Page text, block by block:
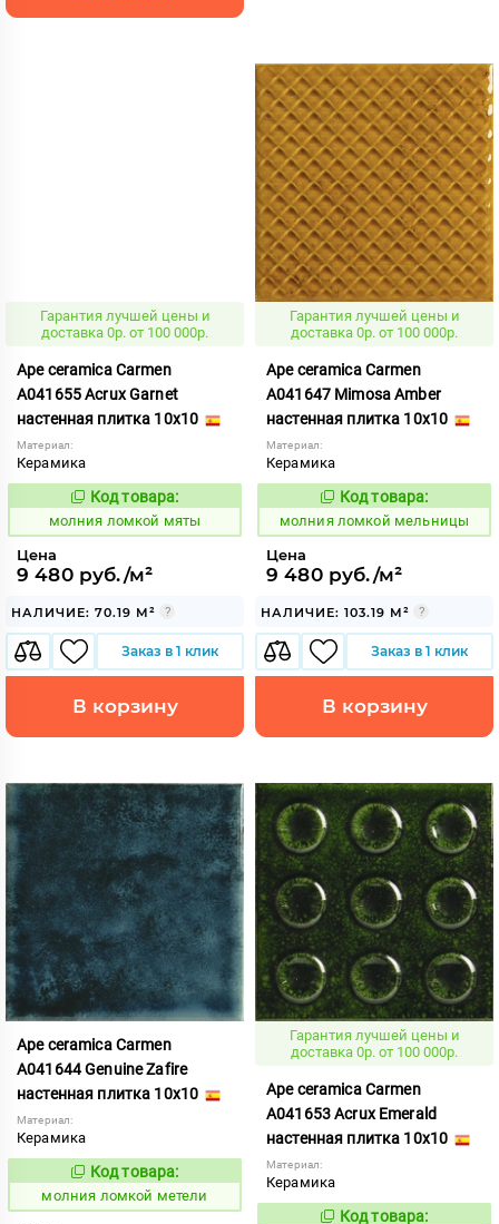
Гарантия лучшей цены и
доставка 0р. от 100 000р.
Ape ceramica Carmen
A041655 Acrux Garnet
настенная плитка 10x10
Материал:
Керамика
Код:
1006056
Код товара:
молния ломкой мяты
Цена
9 480 руб./м²
НАЛИЧИЕ: 70.19 М²
Заказ в 1 клик
В корзину
Гарантия лучшей цены и
доставка 0р. от 100 000р.
Ape ceramica Carmen
A041647 Mimosa Amber
настенная плитка 10x10
Материал:
Керамика
Код:
1006049
Код товара:
молния ломкой мельницы
Цена
9 480 руб./м²
НАЛИЧИЕ: 103.19 М²
Заказ в 1 клик
В корзину
Ape ceramica Carmen
A041644 Genuine Zafire
настенная плитка 10x10
Материал:
Керамика
Код:
1006050
Код товара:
молния ломкой метели
Гарантия лучшей цены и
доставка 0р. от 100 000р.
Ape ceramica Carmen
A041653 Acrux Emerald
настенная плитка 10x10
Материал:
Керамика
Код товара: